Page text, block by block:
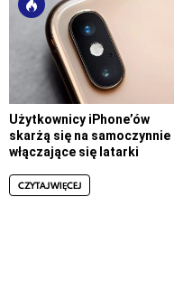
Użytkownicy iPhone’ów
skarżą się na samoczynnie
włączające się latarki
CZYTAJ WIĘCEJ